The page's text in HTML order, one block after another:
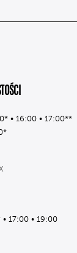
• 16:00 • 17:00**
17:00 • 19:00